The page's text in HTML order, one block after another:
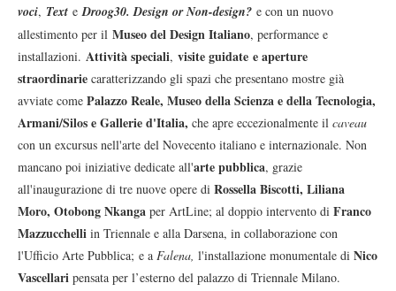
voci, Text eDroog30. Design or Non-design? e con un nuovo
allestimento per il Museo del Design Italiano, performance e
installazioni. Attività speciali, visite guidate e aperture
straordinarie caratterizzando gli spazi che presentano mostre già
avviate come Palazzo Reale, Museo della Scienza e della Tecnologia,
Armani/Silos e Gallerie d'Italia, che apre eccezionalmente il caveau
con un excursus nell'arte del Novecento italiano e internazionale. Non
mancano poi iniziative dedicate all'arte pubblica, grazie
all'inaugurazione di tre nuove opere di Rossella Biscotti, Liliana
Moro, Otobong Nkanga per ArtLine; al doppio intervento di Franco
Mazzucchelli in Triennale e alla Darsena, in collaborazione con
l'Ufficio Arte Pubblica; e a Falena, l'installazione monumentale di Nico
Vascellari pensata per l’esterno del palazzo di Triennale Milano.